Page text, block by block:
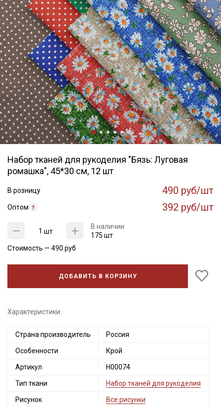
Набор тканей для рукоделия "Бязь: Луговая
ромашка", 45*30 см, 12 шт
В розницу 490 руб/шт
Оптом 392 руб/шт
шт
В наличии
175 шт
Стоимость — 490 руб
ДОБАВИТЬ В КОРЗИНУ
Характеристики
Страна производитель Россия
Особенности Крой
Артикул Н00074
Тип ткани Набор тканей для рукоделия
Рисунок Все рисунки